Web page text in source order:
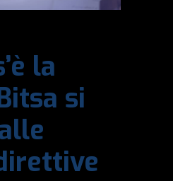
la
si